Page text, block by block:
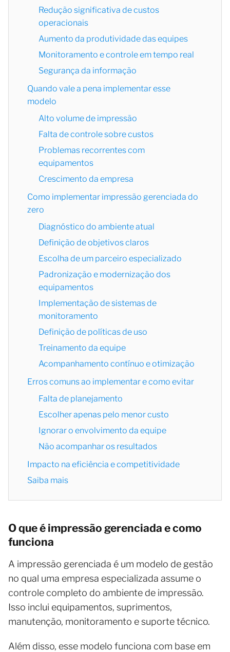
Redução significativa de custos
operacionais
Aumento da produtividade das equipes
Monitoramento e controle em tempo real
Segurança da informação
Quando vale a pena implementar esse
modelo
Alto volume de impressão
Falta de controle sobre custos
Problemas recorrentes com
equipamentos
Crescimento da empresa
Como implementar impressão gerenciada do
zero
Diagnóstico do ambiente atual
Definição de objetivos claros
Escolha de um parceiro especializado
Padronização e modernização dos
equipamentos
Implementação de sistemas de
monitoramento
Definição de políticas de uso
Treinamento da equipe
Acompanhamento contínuo e otimização
Erros comuns ao implementar e como evitar
Falta de planejamento
Escolher apenas pelo menor custo
Ignorar o envolvimento da equipe
Não acompanhar os resultados
Impacto na eficiência e competitividade
Saiba mais
O que é impressão gerenciada e como
funciona
A impressão gerenciada é um modelo de gestão
no qual uma empresa especializada assume o
controle completo do ambiente de impressão.
Isso inclui equipamentos, suprimentos,
manutenção, monitoramento e suporte técnico.
Além disso, esse modelo funciona com base em